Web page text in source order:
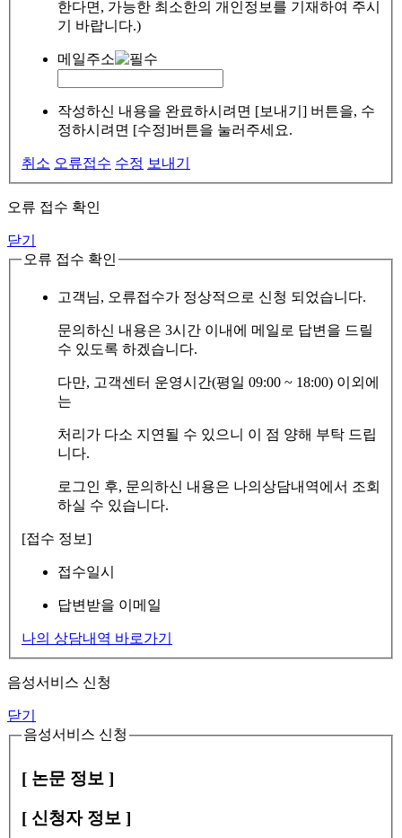
한다면, 가능한 최소한의 개인정보를 기재하여 주시
기 바랍니다.)
메일주소
작성하신 내용을 완료하시려면 [보내기] 버튼을, 수
정하시려면 [수정]버튼을 눌러주세요.
취소 오류접수 수정 보내기
오류 접수 확인
닫기
오류 접수 확인
고객님, 오류접수가 정상적으로 신청 되었습니다.
문의하신 내용은 3시간 이내에 메일로 답변을 드릴
수 있도록 하겠습니다.
다만, 고객센터 운영시간(평일 09:00 ~ 18:00) 이외에
는
처리가 다소 지연될 수 있으니 이 점 양해 부탁 드립
니다.
로그인 후, 문의하신 내용은 나의상담내역에서 조회
하실 수 있습니다.
[접수 정보]
접수일시
답변받을 이메일
나의 상담내역 바로가기
음성서비스 신청
닫기
음성서비스 신청
[ 논문 정보 ]
[ 신청자 정보 ]